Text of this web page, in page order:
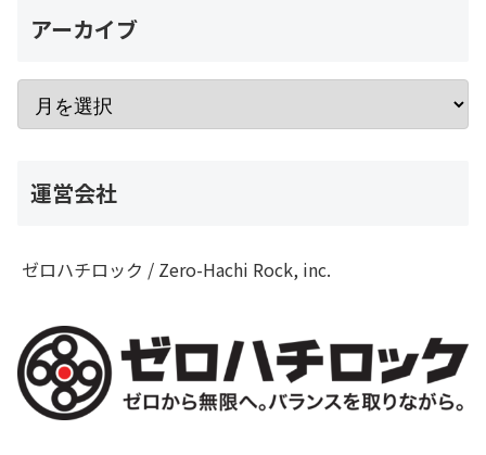
アーカイブ
運営会社
ゼロハチロック / Zero-Hachi Rock, inc.